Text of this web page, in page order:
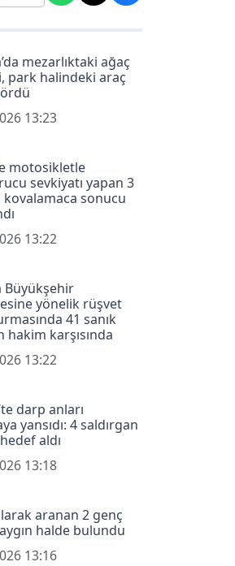
mezarlıktaki ağaç
park halindeki araç
13:23
motosikletle
sevkiyatı yapan 3
sonucu
13:22
Büyükşehir
yönelik rüşvet
41 sanık
hakim karşısında
13:22
darp anları
yansıdı: 4 saldırgan
aldı
13:18
aranan 2 genç
halde bulundu
13:16